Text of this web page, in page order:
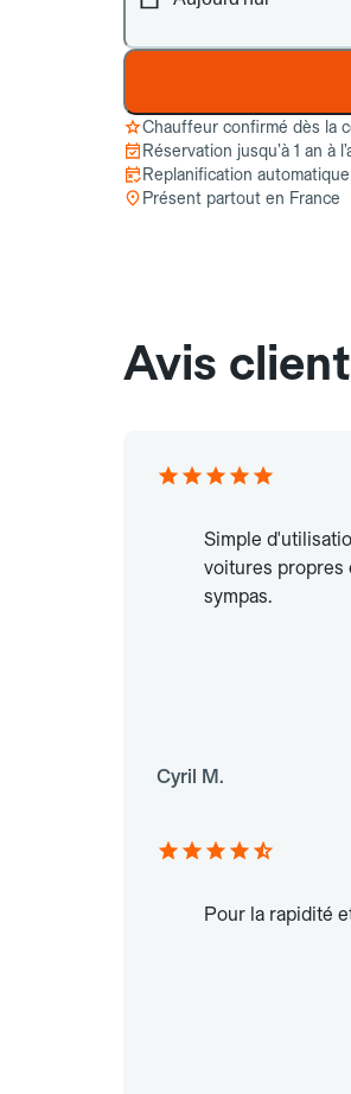
Chauffeur confirmé dès la
Réservation jusqu’à 1 an à
Replanification
Présent partout en France
Avis
Simple
voitures propres
sympas.
Cyril M.
Pour la rapidité